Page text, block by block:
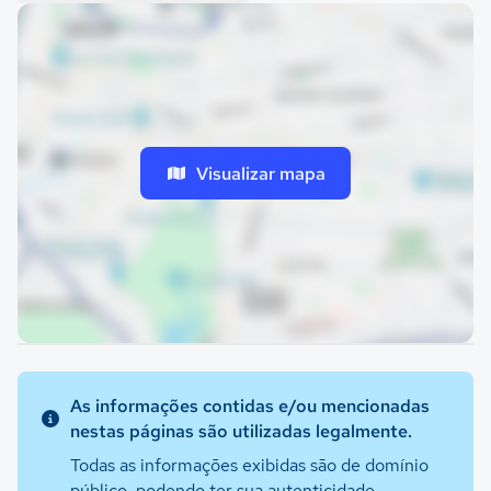
Visualizar mapa
As informações contidas e/ou mencionadas
nestas páginas são utilizadas legalmente.
Todas as informações exibidas são de domínio